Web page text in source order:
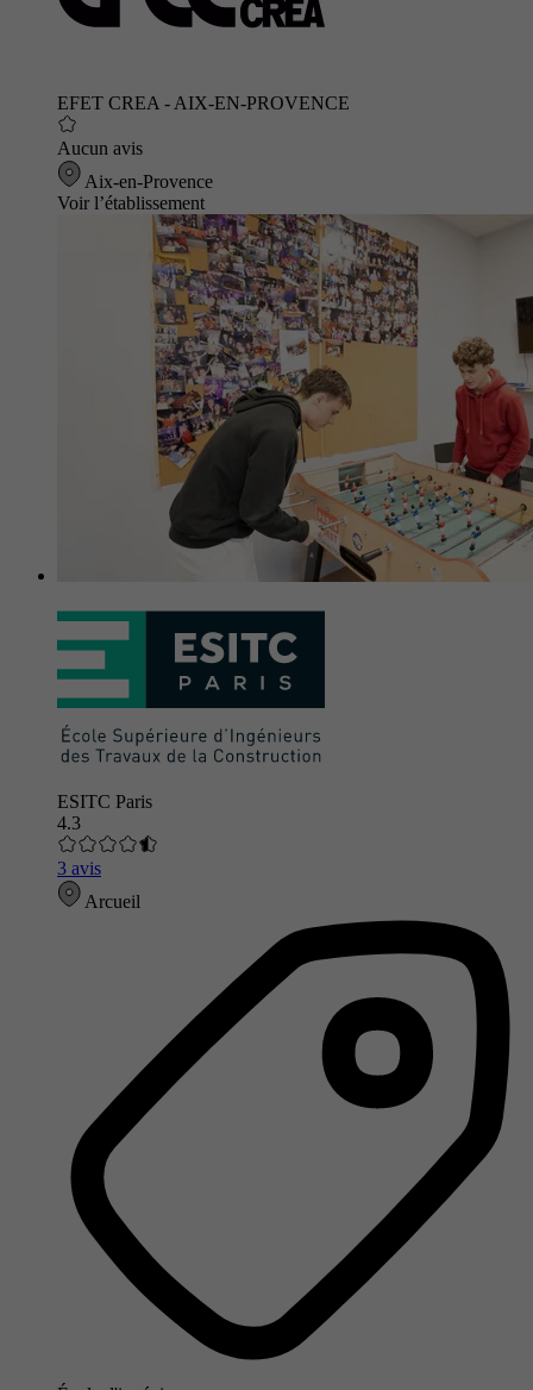
EFET CREA - AIX-EN-PROVENCE
Aucun avis
Aix-en-Provence
Voir l’établissement
ESITC Paris
4.3
3 avis
Arcueil